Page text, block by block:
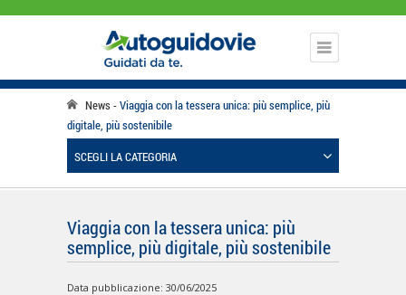
News
Viaggia con la tessera unica: più semplice, più
digitale, più sostenibile
SCEGLI LA CATEGORIA
Viaggia con la tessera unica: più
semplice, più digitale, più sostenibile
Data pubblicazione: 30/06/2025